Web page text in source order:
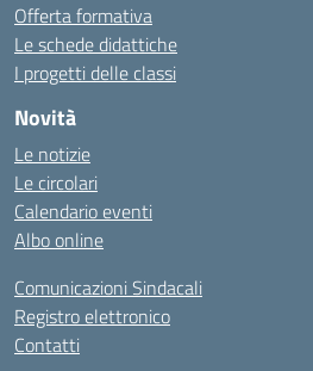
Offerta formativa
Le schede didattiche
I progetti delle classi
Novità
Le notizie
Le circolari
Calendario eventi
Albo online
Comunicazioni Sindacali
Registro elettronico
Contatti